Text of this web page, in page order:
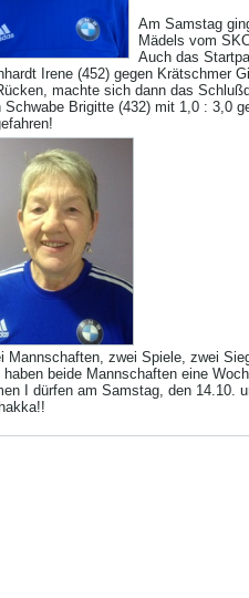
Am Samstag
Mädels vom
Auch das
Irene (452) gegen Krätschmer
machte sich dann das
Schwabe Brigitte (432) mit 1,0 : 3,0
Mannschaften, zwei Spiele, zwei
haben beide Mannschaften eine
I dürfen am Samstag, den 14.10.